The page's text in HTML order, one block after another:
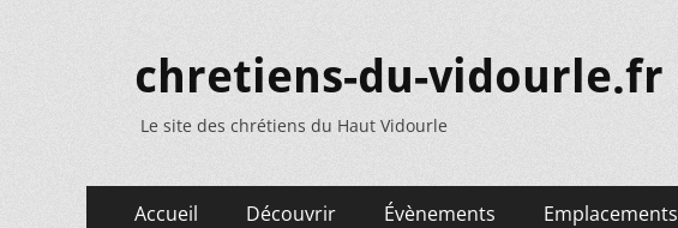
chretiens-du-vidourle.fr
Le site des chrétiens du Haut Vidourle
Menu
Accueil Découvrir Évènements Emplacements